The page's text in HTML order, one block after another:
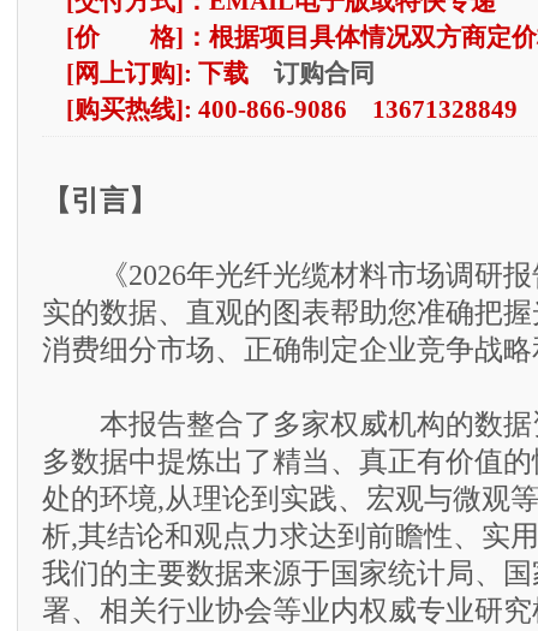
[价 格]：根据项目具体情况双方商定
[网上订购]: 下载 订购合同
[购买热线]: 400-866-9086 13671328849
【引言】
《2026年光纤光缆材料市场调研报
实的数据、直观的图表帮助您准确把
消费细分市场、正确制定企业竞争战
本报告整合了多家权威机构的数据
多数据中提炼出了精当、真正有价值
处的环境,从理论到实践、宏观与微观
析,其结论和观点力求达到前瞻性、实
我们的主要数据来源于国家统计局、
署、相关行业协会等业内权威专业研